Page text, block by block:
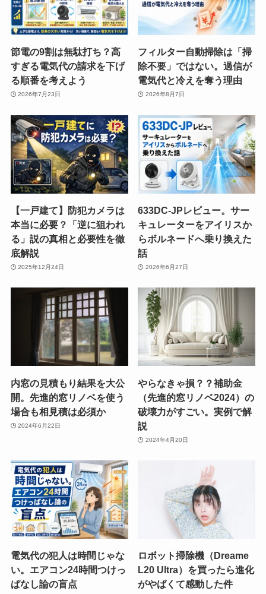
節電の9割は無駄打ち？高
すぎる電気代の請求を下げ
る順番を考えよう
2026年7月23日
フィルター自動掃除は「掃
除不要」ではない。過信が
電気代と冷えを奪う理由
2026年8月7日
【一戸建て】防犯カメラは
本当に必要？「逆に狙われ
る」説の真相と必要性を徹
底解説
2025年12月24日
633DC-JPレビュー。サー
キュレーターをアイリスか
らボルネードへ乗り換えた
話
2026年6月27日
内窓の見積もり結果を大公
開。先進的窓リノベを使う
場合も相見積は必須か
2024年6月22日
やらなきゃ損？？補助金
（先進的窓リノベ2024）の
破壊力がすごい。実例で解
説
2024年4月20日
電気代の犯人は時間じゃな
い。エアコン24時間つけっ
ぱなし論の盲点
ロボット掃除機（Dreame
L20 Ultra）を買ったら進化
がやばくて感動した件